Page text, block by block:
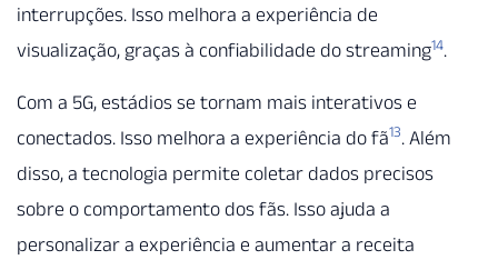
interrupções. Isso melhora a experiência de
visualização, graças à confiabilidade do streaming14.
Com a 5G, estádios se tornam mais interativos e
conectados. Isso melhora a experiência do fã13. Além
disso, a tecnologia permite coletar dados precisos
sobre o comportamento dos fãs. Isso ajuda a
personalizar a experiência e aumentar a receita